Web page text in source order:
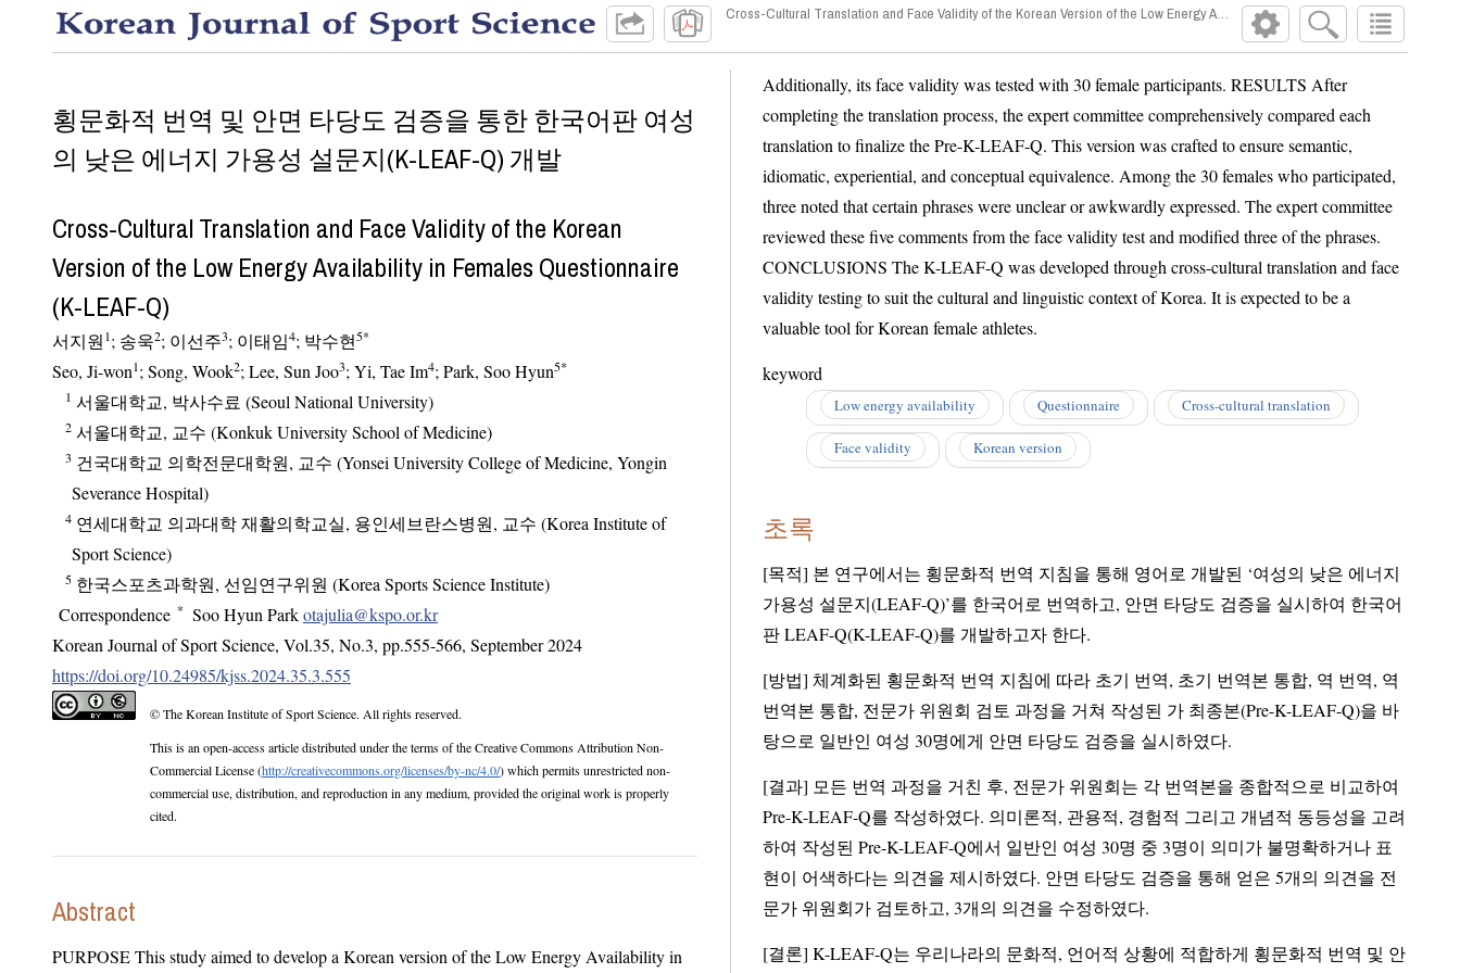
Cross-Cultural Translation and Face Validity of the Korean Version of the Low Energy Availability in Females Questionnaire (K-
횡문화적 번역 및 안면 타당도 검증을 통한 한국어판 여성
의 낮은 에너지 가용성 설문지(K-LEAF-Q) 개발
Cross-Cultural Translation and Face Validity of the Korean
Version of the Low Energy Availability in Females Questionnaire
(K-LEAF-Q)
서지원 1; 송욱2; 이선주3; 이태임4; 박수현5*
Seo, Ji-won1 ; Song, Wook2 ; Lee, Sun Joo3 ; Yi, Tae Im4 ; Park, Soo Hyun5*
1 서울대학교, 박사수료 (Seoul National University)
2 서울대학교, 교수 (Konkuk University School of Medicine)
3 건국대학교 의학전문대학원, 교수 (Yonsei University College of Medicine, Yongin
Severance Hospital)
4 연세대학교 의과대학 재활의학교실, 용인세브란스병원, 교수 (Korea Institute of
Sport Science)
5 한국스포츠과학원, 선임연구위원 (Korea Sports Science Institute)
Correspondence * Soo Hyun Parkotajulia@kspo.or.kr
Korean Journal of Sport Science, Vol.35, No.3, pp.555-566, September 2024
https://doi.org/10.24985/kjss.2024.35.3.555
© The Korean Institute of Sport Science. All rights reserved.
This is an open-access article distributed under the terms of the Creative Commons Attribution Non-
Commercial License (http://creativecommons.org/licenses/by-nc/4.0/) which permits unrestricted non-
commercial use, distribution, and reproduction in any medium, provided the original work is properly
cited.
Abstract
PURPOSE This study aimed to develop a Korean version of the Low Energy Availability in
Additionally, its face validity was tested with 30 female participants. RESULTS After
completing the translation process, the expert committee comprehensively compared each
translation to finalize the Pre-K-LEAF-Q. This version was crafted to ensure semantic,
idiomatic, experiential, and conceptual equivalence. Among the 30 females who participated,
three noted that certain phrases were unclear or awkwardly expressed. The expert committee
reviewed these five comments from the face validity test and modified three of the phrases.
CONCLUSIONS The K-LEAF-Q was developed through cross-cultural translation and face
validity testing to suit the cultural and linguistic context of Korea. It is expected to be a
valuable tool for Korean female athletes.
keyword
Low energy availability Questionnaire Cross-cultural translation
Face validity Korean version
초록
[목적] 본 연구에서는 횡문화적 번역 지침을 통해 영어로 개발된 ‘여성의 낮은 에너지
가용성 설문지(LEAF-Q)’를 한국어로 번역하고, 안면 타당도 검증을 실시하여 한국어
판 LEAF-Q(K-LEAF-Q)를 개발하고자 한다.
[방법] 체계화된 횡문화적 번역 지침에 따라 초기 번역, 초기 번역본 통합, 역 번역, 역
번역본 통합, 전문가 위원회 검토 과정을 거쳐 작성된 가 최종본(Pre-K-LEAF-Q)을 바
탕으로 일반인 여성 30명에게 안면 타당도 검증을 실시하였다.
[결과] 모든 번역 과정을 거친 후, 전문가 위원회는 각 번역본을 종합적으로 비교하여
Pre-K-LEAF-Q를 작성하였다. 의미론적, 관용적, 경험적 그리고 개념적 동등성을 고려
하여 작성된 Pre-K-LEAF-Q에서 일반인 여성 30명 중 3명이 의미가 불명확하거나 표
현이 어색하다는 의견을 제시하였다. 안면 타당도 검증을 통해 얻은 5개의 의견을 전
문가 위원회가 검토하고, 3개의 의견을 수정하였다.
[결론] K-LEAF-Q는 우리나라의 문화적, 언어적 상황에 적합하게 횡문화적 번역 및 안